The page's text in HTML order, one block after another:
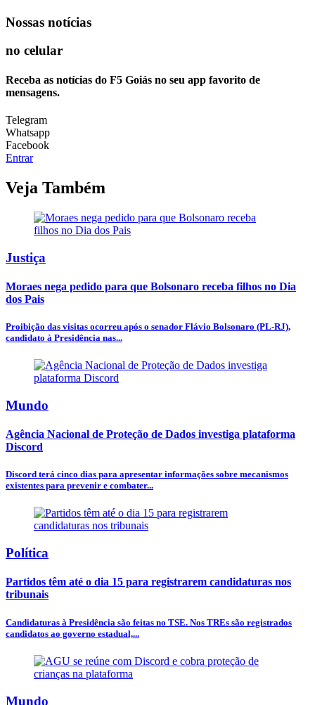
Nossas notícias
no celular
Receba as notícias do F5 Goiás no seu app favorito de
mensagens.
Telegram
Whatsapp
Facebook
Entrar
Veja Também
Justiça
Moraes nega pedido para que Bolsonaro receba filhos no Dia
dos Pais
Proibição das visitas ocorreu após o senador Flávio Bolsonaro (PL-RJ),
candidato à Presidência nas...
Mundo
Agência Nacional de Proteção de Dados investiga plataforma
Discord
Discord terá cinco dias para apresentar informações sobre mecanismos
existentes para prevenir e combater...
Política
Partidos têm até o dia 15 para registrarem candidaturas nos
tribunais
Candidaturas à Presidência são feitas no TSE. Nos TREs são registrados
candidatos ao governo estadual,...
Mundo